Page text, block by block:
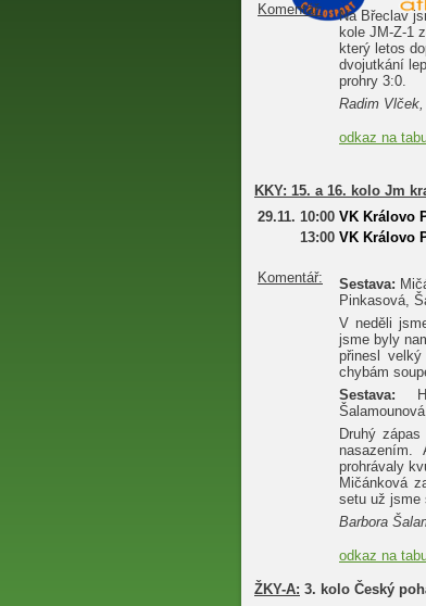
Komentář:
Na Břeclav
kole JM-Z-1
který letos
dvojutkání
prohry 3:0.
Radim
odkaz na
KKY: 15. a 16. kolo Jm
29.11. 10:00 VK Královo
13:00 VK Královo
Komentář: Sestava:
Pinkasová,
V neděli
jsme byly
přinesl
chybám
Sestava:
Druhý
prohrávaly
Mičánková
setu už jsme
Barbora
odkaz na
ŽKY-A: 3. kolo Český